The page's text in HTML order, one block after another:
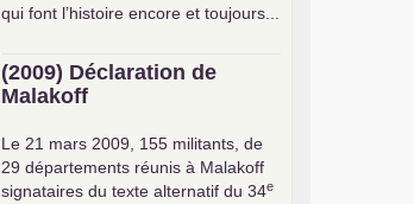
qui font l’histoire encore et toujours...
(2009) Déclaration de
Malakoff
Le 21 mars 2009, 155 militants, de
29 départements réunis à Malakoff
signataires du texte alternatif du 34e